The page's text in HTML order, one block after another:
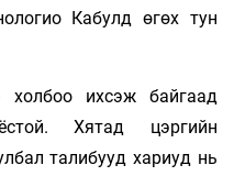
Кабулд өгөх тун
холбоо ихсэж байгаад
Хятад цэргийн
талибууд хариуд нь